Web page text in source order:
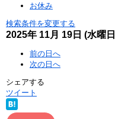
お休み
検索条件を変更する
2025年 11月 19日 (水曜日
前の日へ
次の日へ
シェアする
ツイート